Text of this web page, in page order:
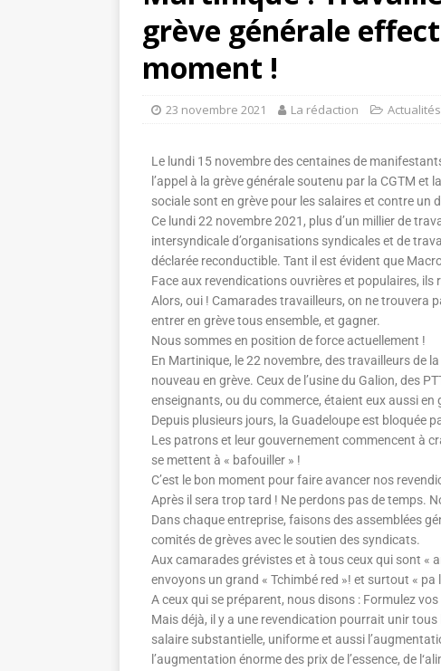
grève générale
moment !
23 novembre 2021 La rédaction Actualités
Le lundi 15 novembre des centaines de
l’appel à la grève générale soutenu par la CGTM et
sociale sont en grève pour les salaires et contre un
Ce lundi 22 novembre 2021, plus d’un millier de
intersyndicale d’organisations syndicales et de
déclarée reconductible. Tant il est évident que
Face aux revendications ouvrières et populaires,
Alors, oui ! Camarades travailleurs, on ne
entrer en grève tous ensemble, et gagner.
Nous sommes en position de force actuellement !
En Martinique, le 22 novembre, des travailleurs de
nouveau en grève. Ceux de l’usine du Galion, des
enseignants, ou du commerce, étaient eux aussi en
Depuis plusieurs jours, la Guadeloupe est bloquée
Les patrons et leur gouvernement commencent à
se mettent à « bafouiller » !
C’est le bon moment pour faire avancer nos
Après il sera trop tard ! Ne perdons pas de temps.
Dans chaque entreprise, faisons des assemblées
comités de grèves avec le soutien des syndicats.
Aux camarades grévistes et à tous ceux qui sont «
envoyons un grand « Tchimbé red »! et surtout « pa
A ceux qui se préparent, nous disons : Formulez
Mais déjà, il y a une revendication pourrait unir
salaire substantielle, uniforme et aussi
l’augmentation énorme des prix de l’essence, de